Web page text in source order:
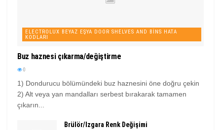
ELECTROLUX BEYAZ EŞYA DOOR SHELVES AND BINS HATA
KODLARI
Buz haznesi çıkarma/değiştirme
0
1) Dondurucu bölümündeki buz haznesini öne doğru çekin
2) Alt veya yan mandalları serbest bırakarak tamamen
çıkarın...
Brülör/Izgara Renk Değişimi